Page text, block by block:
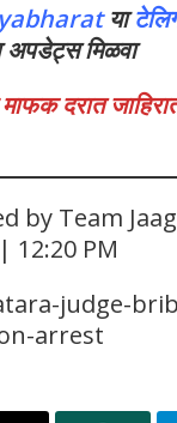
या
अपडेट्स मिळवा
दरात
by Team
12:20 PM
judge-
arrest